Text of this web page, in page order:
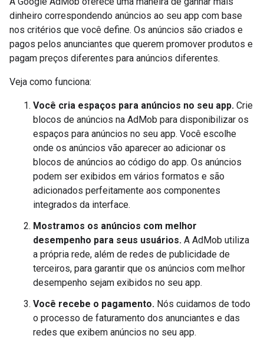
dinheiro correspondendo anúncios ao seu app com base
nos critérios que você define. Os anúncios são criados e
pagos pelos anunciantes que querem promover produtos e
pagam preços diferentes para anúncios diferentes.
Veja como funciona:
Você cria espaços para anúncios no seu app. Crie
blocos de anúncios na AdMob para disponibilizar os
espaços para anúncios no seu app. Você escolhe
onde os anúncios vão aparecer ao adicionar os
blocos de anúncios ao código do app. Os anúncios
podem ser exibidos em vários formatos e são
adicionados perfeitamente aos componentes
integrados da interface.
Mostramos os anúncios com melhor
desempenho para seus usuários. A AdMob utiliza
a própria rede, além de redes de publicidade de
terceiros, para garantir que os anúncios com melhor
desempenho sejam exibidos no seu app.
Você recebe o pagamento. Nós cuidamos de todo
o processo de faturamento dos anunciantes e das
redes que exibem anúncios no seu app.